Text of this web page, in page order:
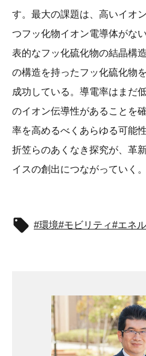
す。最大の課題は、高いイオ
つフッ化物イオン電導体がな
表的なフッ化硫化物の結晶構
の構造を持ったフッ化硫化物
成功している。導電率はまだ
のイオン伝導性があることを
率を高めるべくあらゆる可能
折笠らのあくなき探究が、革
イスの創出につながっていく。
環境 モビリティ エネ